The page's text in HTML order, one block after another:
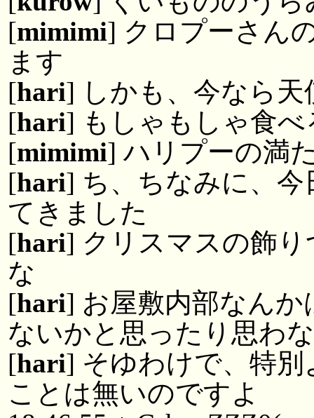
[mimimi] クロプーさん
ます
[hari] しかも、今なら天
[hari] もしゃもしゃ食
[mimimi] ハリプーの満
[hari] ち、ちなみに、
てきました
[hari] クリスマスの飾
な
[hari] お屋敷内部なん
ないかと思ったり思わ
[hari] そゆわけで、特
ことは無いのですよ